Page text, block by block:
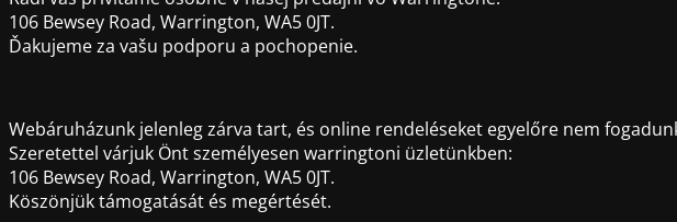
106 Bewsey Road, Warrington, WA5 0JT.
Ďakujeme za vašu podporu a pochopenie.
Webáruházunk jelenleg zárva tart, és online rendeléseket egyelőre nem
Szeretettel várjuk Önt személyesen warringtoni üzletünkben:
106 Bewsey Road, Warrington, WA5 0JT.
Köszönjük támogatását és megértését.